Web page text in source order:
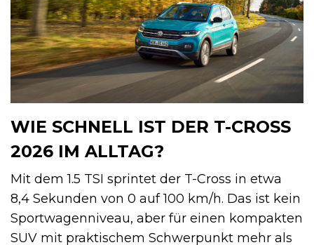
WIE SCHNELL IST DER T-CROSS
2026 IM ALLTAG?
Mit dem 1.5 TSI sprintet der T-Cross in etwa
8,4 Sekunden von 0 auf 100 km/h. Das ist kein
Sportwagenniveau, aber für einen kompakten
SUV mit praktischem Schwerpunkt mehr als